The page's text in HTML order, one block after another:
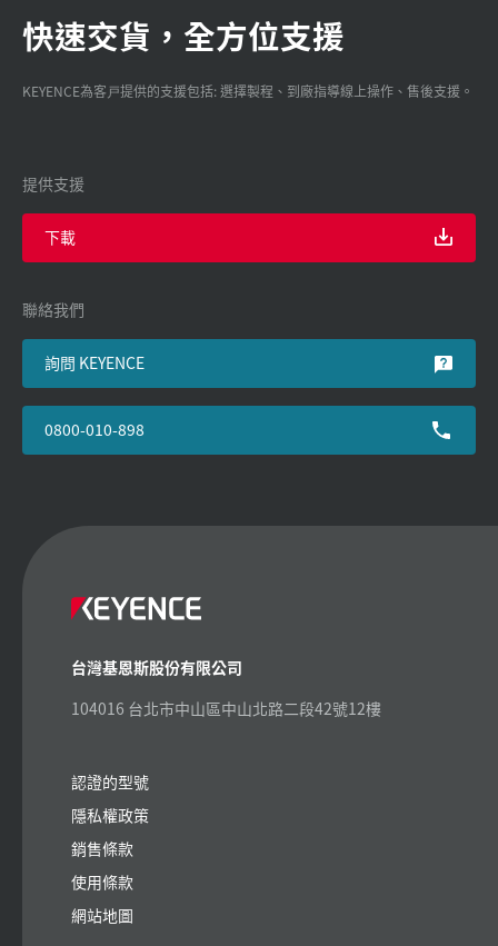
快速交貨，全方位支援
KEYENCE為客戸提供的支援包括: 選擇製程、到廠指導線上操作、售後支援。
提供支援
下載
聯絡我們
詢問 KEYENCE
0800-010-898
台灣基恩斯股份有限公司
104016 台北市中山區中山北路二段42號12樓
認證的型號
隱私權政策
銷售條款
使用條款
網站地圖